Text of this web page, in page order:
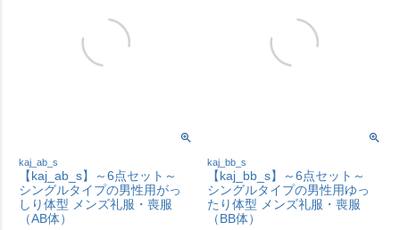
kaj_ab_s
【kaj_ab_s】～6点セット～
シングルタイプの男性用がっ
しり体型 メンズ礼服・喪服
（AB体）
kaj_bb_s
【kaj_bb_s】～6点セット～
シングルタイプの男性用ゆっ
たり体型 メンズ礼服・喪服
（BB体）